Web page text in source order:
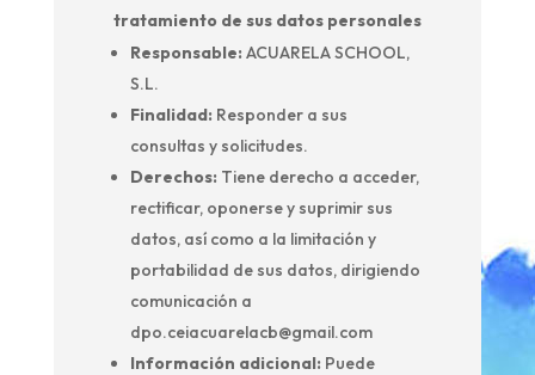
tratamiento de sus datos personales
Responsable: ACUARELA SCHOOL,
S.L.
Finalidad: Responder a sus
consultas y solicitudes.
Derechos: Tiene derecho a acceder,
rectificar, oponerse y suprimir sus
datos, así como a la limitación y
portabilidad de sus datos, dirigiendo
comunicación a
dpo.ceiacuarelacb@gmail.com
Información adicional: Puede